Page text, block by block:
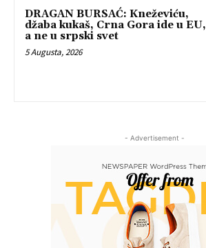
DRAGAN BURSAĆ: Kneževiću,
džaba kukaš, Crna Gora ide u EU,
a ne u srpski svet
5 Augusta, 2026
- Advertisement -